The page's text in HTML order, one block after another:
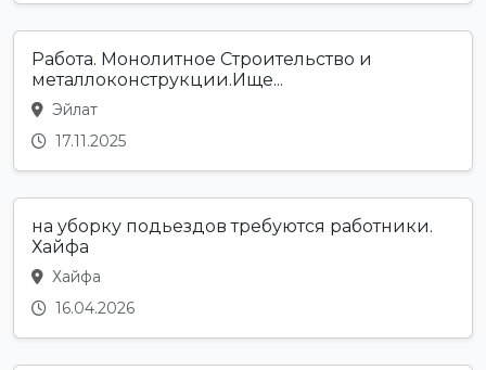
Работа. Монолитное Строительство и
металлоконструкции.Ище...
Эйлат
17.11.2025
на уборку подьездов требуются работники.
Хайфа
Хайфа
16.04.2026